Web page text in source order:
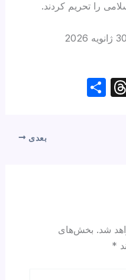
را تحریم کردند.
T
بعدی
شد. بخش‌های
*